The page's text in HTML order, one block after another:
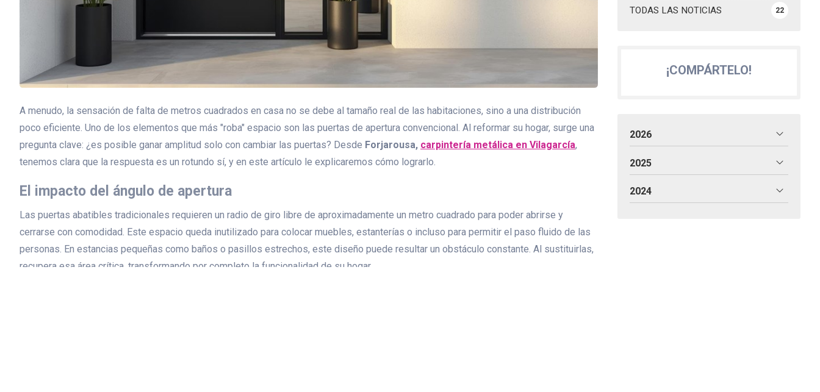
TODAS LAS NOTICIAS 22
A menudo, la sensación de falta de metros cuadrados en casa no se debe al tamaño real de las habitaciones, sino a una distribución
poco eficiente. Uno de los elementos que más "roba" espacio son las puertas de apertura convencional. Al reformar su hogar, surge una
pregunta clave: ¿es posible ganar amplitud solo con cambiar las puertas? Desde Forjarousa, carpintería metálica en Vilagarcía,
tenemos clara que la respuesta es un rotundo sí, y en este artículo le explicaremos cómo lograrlo.
El impacto del ángulo de apertura
Las puertas abatibles tradicionales requieren un radio de giro libre de aproximadamente un metro cuadrado para poder abrirse y
cerrarse con comodidad. Este espacio queda inutilizado para colocar muebles, estanterías o incluso para permitir el paso fluido de las
personas. En estancias pequeñas como baños o pasillos estrechos, este diseño puede resultar un obstáculo constante. Al sustituirlas,
recupera esa área crítica, transformando por completo la funcionalidad de su hogar.
¡COMPÁRTELO!
2026
2025
2024